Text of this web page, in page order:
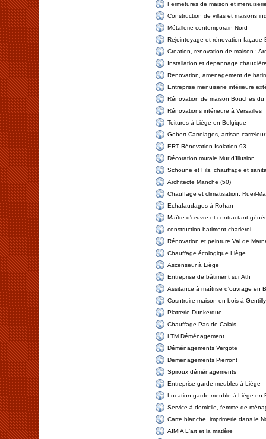
Fermetures de maison et
Construction de villas et maisons
Métallerie contemporain Nord
Rejointoyage et rénovation façade
Creation, renovation de maison :
Installation et depannage
Renovation, amenagement de
Entreprise menuiserie intérieure
Rénovation de maison Bouches du
Rénovations intérieure à Versailles
Toitures à Liège en Belgique
Gobert Carrelages, artisan
ERT Rénovation Isolation 93
Décoration murale Mur d'Illusion
Schoune et Fils, chauffage et
Architecte Manche (50)
Chauffage et climatisation, Rueil-
Echafaudages à Rohan
Maître d'œuvre et contractant
construction batiment charleroi
Rénovation et peinture Val de
Chauffage écologique Liège
Ascenseur à Liège
Entreprise de bâtiment sur Ath
Assitance à maîtrise d'ouvrage en
Cosntruire maison en bois à Gentilly
Platrerie Dunkerque
Chauffage Pas de Calais
LTM Déménagement
Déménagements Vergote
Demenagements Pierront
Spiroux déménagements
Entreprise garde meubles à Liège
Location garde meuble à Liège en
Service à domicile, femme de
Carte blanche, imprimerie dans le
AIMIA L'art et la matière